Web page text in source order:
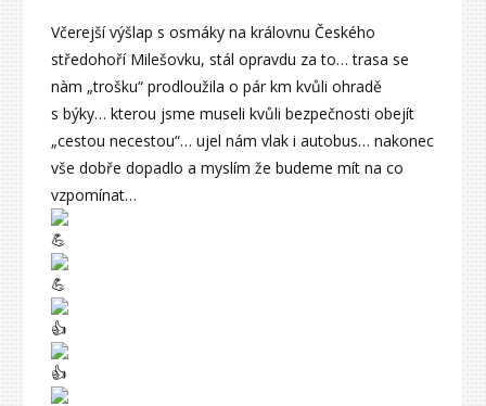
Včerejší výšlap s osmáky na královnu Českého
středohoří Milešovku, stál opravdu za to… trasa se
nàm „trošku“ prodloužila o pár km kvůli ohradě
s býky… kterou jsme museli kvůli bezpečnosti obejít
„cestou necestou“… ujel nám vlak i autobus… nakonec
vše dobře dopadlo a myslím že budeme mít na co
vzpomínat…